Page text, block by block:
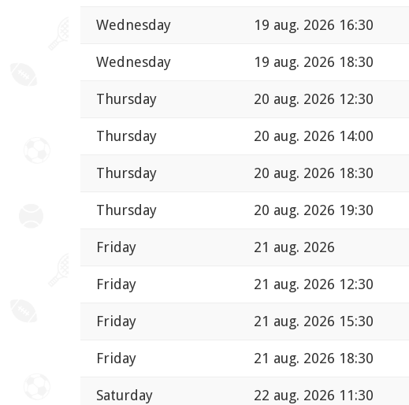
Wednesday 19 aug. 2026 16:30
Wednesday 19 aug. 2026 18:30
Thursday 20 aug. 2026 12:30
Thursday 20 aug. 2026 14:00
Thursday 20 aug. 2026 18:30
Thursday 20 aug. 2026 19:30
Friday 21 aug. 2026
Friday 21 aug. 2026 12:30
Friday 21 aug. 2026 15:30
Friday 21 aug. 2026 18:30
Saturday 22 aug. 2026 11:30